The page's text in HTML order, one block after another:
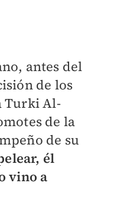
antes del
de los
Turki Al-
de la
de su
él
vino a